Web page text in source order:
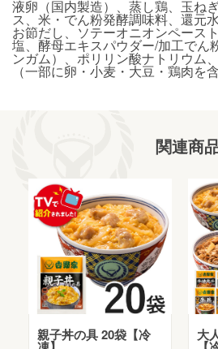
液卵（国内製造）、蒸し鶏、玉ね
ス、米・でん粉発酵調味料、還元
お節だし、ソテーオニオンペース
塩、酵母エキスパウダー/加工でん
ンガム）、ポリリン酸ナトリウム
（一部に卵・小麦・大豆・鶏肉を含
関連商
親子丼の具 20袋【冷 大